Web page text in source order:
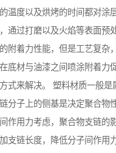
温度以及烘烤的时间都对涂
通过打磨以及火焰等表面预
附着力性能，但是工艺复杂
底材与油漆之间喷涂附着力
式来解决。 塑料材质一般是
分子上的侧基是决定聚合物
作用力考虑，聚合物支链的
支链长度，降低分子间作用